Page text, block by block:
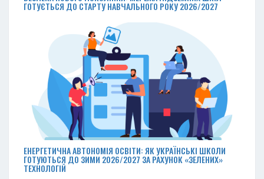
ГОТУЄТЬСЯ ДО СТАРТУ НАВЧАЛЬНОГО РОКУ 2026/2027
ЕНЕРГЕТИЧНА АВТОНОМІЯ ОСВІТИ: ЯК УКРАЇНСЬКІ ШКОЛИ
ГОТУЮТЬСЯ ДО ЗИМИ 2026/2027 ЗА РАХУНОК «ЗЕЛЕНИХ»
ТЕХНОЛОГІЙ